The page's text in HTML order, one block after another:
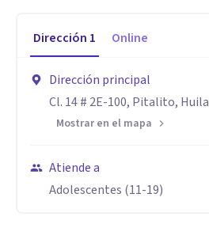
Dirección 1 Online
Dirección principal
Cl. 14 # 2E-100, Pitalito, Huila
Mostrar en el mapa
Atiende a
Adolescentes (11-19)